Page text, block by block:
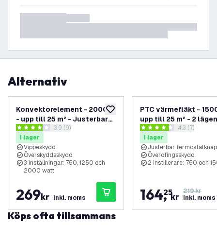
Alternativ
lägg till i önskelistan
Konvektorelement - 2000 W
- upp till 25 m² - Justerbar
termostat - Vitöppna recensionspanel
3.9 stjärnbetyg3.9 (9)
I lager
Vippeskydd
Överskyddsskydd
3 inställningar: 750, 1250 och
2000 watt
269kr inkl. moms
PTC värmefläkt -
upp till 25 m² - 2
Elektrisk värme
öppna
4.3 stjärnbetyg4.3 (7)
I lager
Justerbar termostatknap
Överofingsskydd
2 instillerare: 750 och
164,
25kr 219 kr
inkl. moms
Köps ofta tillsammans